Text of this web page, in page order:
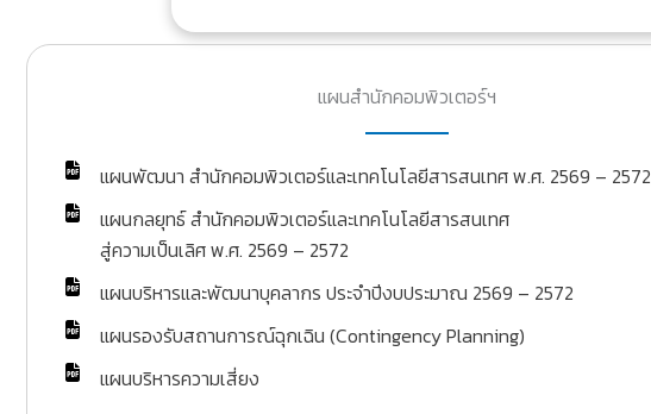
แผนสำนักคอมพิวเตอร์ฯ
แผนพัฒนา สำนักคอมพิวเตอร์และเทคโนโลยีสารสนเทศ พ.ศ. 2569 – 2572
แผนกลยุทธ์ สำนักคอมพิวเตอร์และเทคโนโลยีสารสนเทศ
สู่ความเป็นเลิศ พ.ศ. 2569 – 2572
แผนบริหารและพัฒนาบุคลากร ประจำปีงบประมาณ 2569 – 2572
แผนรองรับสถานการณ์ฉุกเฉิน (Contingency Planning)
แผนบริหารความเสี่ยง